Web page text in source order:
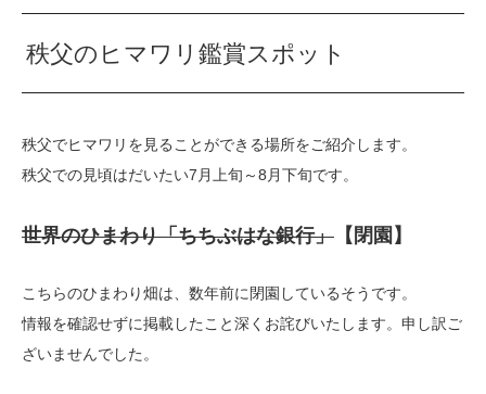
秩父のヒマワリ鑑賞スポット
秩父でヒマワリを見ることができる場所をご紹介します。
秩父での見頃はだいたい7月上旬～8月下旬です。
世界のひまわり「ちちぶはな銀行」 【閉園】
こちらのひまわり畑は、数年前に閉園しているそうです。
情報を確認せずに掲載したこと深くお詫びいたします。申し訳ご
ざいませんでした。